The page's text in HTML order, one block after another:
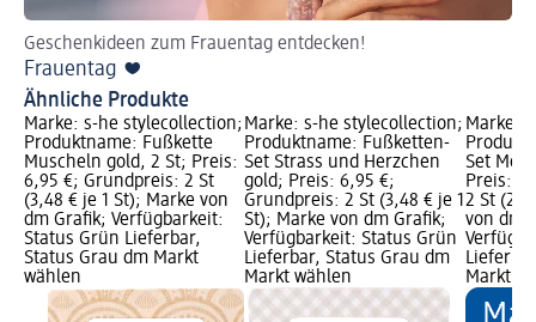
Geschenkideen zum Frauentag entdecken!
Frauentag ❤️
Ähnliche Produkte
Marke: s-he stylecollection;
Produktname: Fußkette
Muscheln gold, 2 St; Preis:
6,95 €; Grundpreis: 2 St
(3,48 € je 1 St); Marke von
dm Grafik; Verfügbarkeit:
Status Grün Lieferbar,
Status Grau dm Markt
wählen
Marke: s-he stylecollection;
Produktname: Fußketten-
Set Strass und Herzchen
gold; Preis: 6,95 €;
Grundpreis: 2 St (3,48 € je 1
St); Marke von dm Grafik;
Verfügbarkeit: Status Grün
Lieferbar, Status Grau dm
Markt wählen
Marke:
Set
Preis:
2 St
von dm
Markt